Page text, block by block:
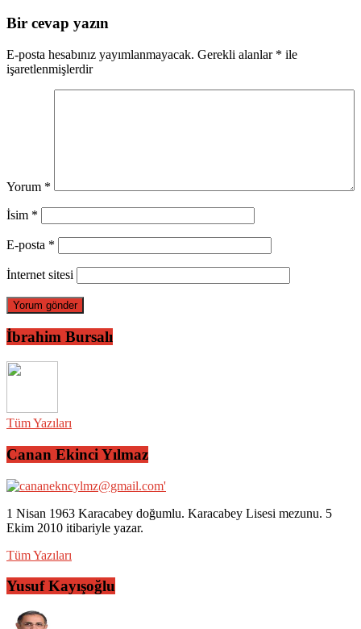
Bir cevap yazın
E-posta hesabınız yayımlanmayacak. Gerekli alanlar * ile
işaretlenmişlerdir
Yorum *
İsim *
E-posta *
İnternet sitesi
İbrahim Bursalı
Tüm Yazıları
Canan Ekinci Yılmaz
1 Nisan 1963 Karacabey doğumlu. Karacabey Lisesi mezunu. 5
Ekim 2010 itibariyle yazar.
Tüm Yazıları
Yusuf Kayışoğlu